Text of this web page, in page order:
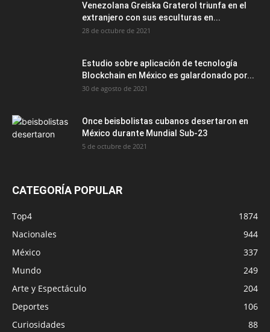
Venezolana Greiska Graterol triunfa en el
extranjero con sus esculturas en...
28 de octubre de 2021
Estudio sobre aplicación de tecnología
Blockchain en México es galardonado por...
30 de agosto de 2021
Once beisbolistas cubanos desertaron en
México durante Mundial Sub-23
5 de octubre de 2021
CATEGORÍA POPULAR
Top4
1874
Nacionales
944
México
337
Mundo
249
Arte y Espectáculo
204
Deportes
106
Curiosidades
88